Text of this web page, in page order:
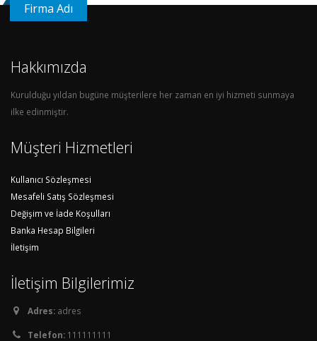
Firma Adı
Hakkımızda
Kurulduğu yıldan bugüne müşterilere her zaman en iyi hizmeti sunmaya
ilke edinmiştir.
Müşteri Hizmetleri
Kullanıcı Sözleşmesi
Mesafeli Satış Sözleşmesi
Değişim ve İade Koşulları
Banka Hesap Bilgileri
İletişim
İletişim Bilgilerimiz
Adres: adres
Telefon: 111111111